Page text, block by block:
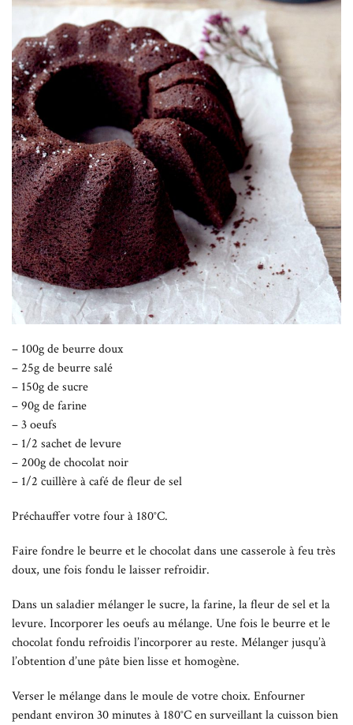
– 100g de beurre doux
– 25g de beurre salé
– 150g de sucre
– 90g de farine
– 3 oeufs
– 1/2 sachet de levure
– 200g de chocolat noir
– 1/2 cuillère à café de fleur de sel
Préchauffer votre four à 180°C.
Faire fondre le beurre et le chocolat dans une casserole à feu très
doux, une fois fondu le laisser refroidir.
Dans un saladier mélanger le sucre, la farine, la fleur de sel et la
levure. Incorporer les oeufs au mélange. Une fois le beurre et le
chocolat fondu refroidis l’incorporer au reste. Mélanger jusqu’à
l’obtention d’une pâte bien lisse et homogène.
Verser le mélange dans le moule de votre choix. Enfourner
pendant environ 30 minutes à 180°C en surveillant la cuisson bien